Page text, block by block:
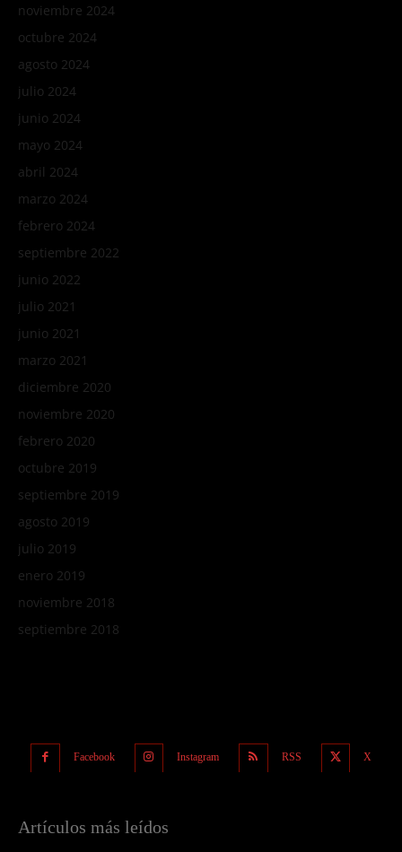
noviembre 2024
octubre 2024
agosto 2024
julio 2024
junio 2024
mayo 2024
abril 2024
marzo 2024
febrero 2024
septiembre 2022
junio 2022
julio 2021
junio 2021
marzo 2021
diciembre 2020
noviembre 2020
febrero 2020
octubre 2019
septiembre 2019
agosto 2019
julio 2019
enero 2019
noviembre 2018
septiembre 2018
Facebook Instagram RSS X
Artículos más leídos